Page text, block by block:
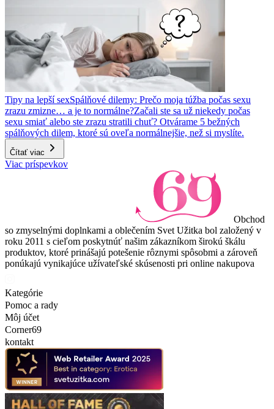
Tipy na lepší sexSpálňové dilemy: Prečo moja túžba počas sexu
zrazu zmizne… a je to normálne?Začali ste sa už niekedy počas
sexu smiať alebo ste zrazu stratili chuť? Otvárame 5 bežných
spálňových dilem, ktoré sú oveľa normálnejšie, než si myslíte.
Čítať viac
Viac príspevkov
Obchod
so zmyselnými doplnkami a oblečením Svet Užitka bol založený v
roku 2011 s cieľom poskytnúť našim zákazníkom širokú škálu
produktov, ktoré prinášajú potešenie rôznymi spôsobmi a zároveň
ponúkajú vynikajúce užívateľské skúsenosti pri online nakupova
Kategórie
Pomoc a rady
Môj účet
Corner69
kontakt